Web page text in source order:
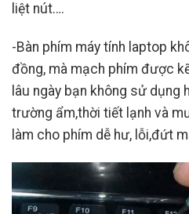
liệt nút….
-Bàn phím máy tính laptop
đồng, mà mạch phím được
lâu ngày bạn không sử
trường ẩm,thời tiết lạnh và
làm cho phím dễ hư, lỗi,đứt